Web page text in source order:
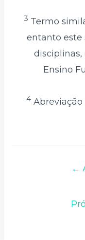
3 Termo
entanto este
disciplinas,
Ensino
4
←